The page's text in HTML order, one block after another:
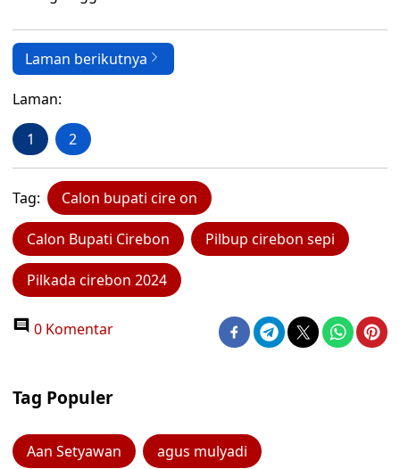
Laman berikutnya
Laman:
1 2
Tag: Calon bupati cire on
Calon Bupati Cirebon Pilbup cirebon sepi
Pilkada cirebon 2024
0 Komentar
Tag Populer
Aan Setyawan agus mulyadi